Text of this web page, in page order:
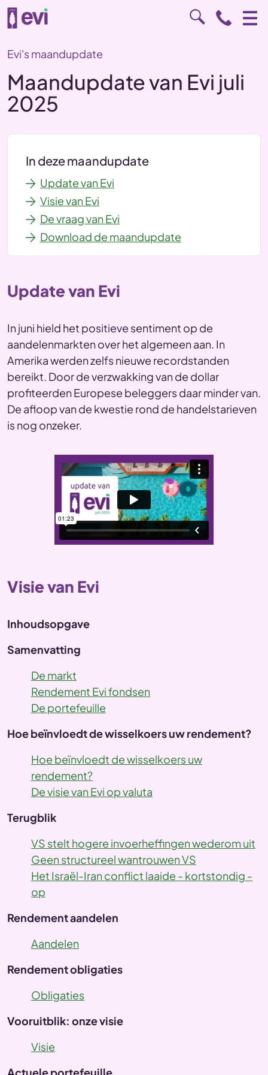
Evi's maandupdate
Maandupdate van Evi juli
2025
In deze maandupdate
Update van Evi
Visie van Evi
De vraag van Evi
Download de maandupdate
Update van Evi
In juni hield het positieve sentiment op de
aandelenmarkten over het algemeen aan. In
Amerika werden zelfs nieuwe recordstanden
bereikt. Door de verzwakking van de dollar
profiteerden Europese beleggers daar minder van.
De afloop van de kwestie rond de handelstarieven
is nog onzeker.
Visie van Evi
Inhoudsopgave
Samenvatting
De markt
Rendement Evi fondsen
De portefeuille
Hoe beïnvloedt de wisselkoers uw rendement?
Hoe beïnvloedt de wisselkoers uw
rendement?
De visie van Evi op valuta
Terugblik
VS stelt hogere invoerheffingen wederom uit
Geen structureel wantrouwen VS
Het Israël-Iran conflict laaide - kortstondig -
op
Rendement aandelen
Aandelen
Rendement obligaties
Obligaties
Vooruitblik: onze visie
Visie